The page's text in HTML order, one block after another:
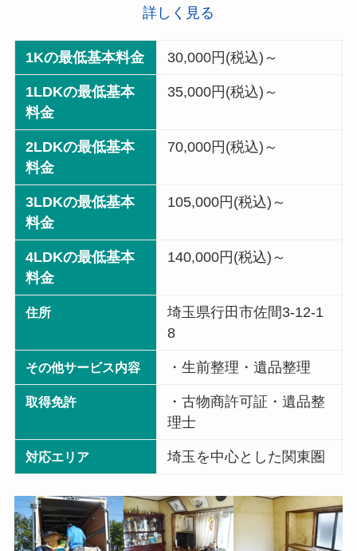
詳しく見る
1Kの最低基本料金 30,000円(税込)～
1LDKの最低基本
料金
35,000円(税込)～
2LDKの最低基本
料金
70,000円(税込)～
3LDKの最低基本
料金
105,000円(税込)～
4LDKの最低基本
料金
140,000円(税込)～
住所
埼玉県行田市佐間3-12-1
8
その他サービス内容 ・生前整理・遺品整理
取得免許
・古物商許可証・遺品整
理士
対応エリア 埼玉を中心とした関東圏